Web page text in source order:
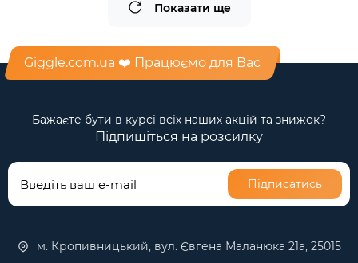
Показати ще
Giggle.com.ua ❤️ Працюємо для Вас
Бажаєте бути в курсі всіх наших акцій та знижок?
Підпишіться на розсилку
Підписатись
м. Кропивницький, вул. Євгена Маланюка 21а, 25015